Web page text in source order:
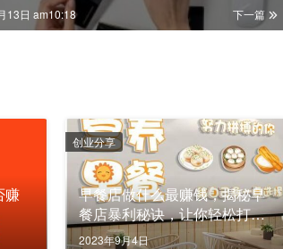
下一篇
13日 am10:18
赚
早餐店做什么最赚钱，揭秘早
餐店暴利秘诀，让你轻松打造
黄金生意！
2023年9月4日
创业分享